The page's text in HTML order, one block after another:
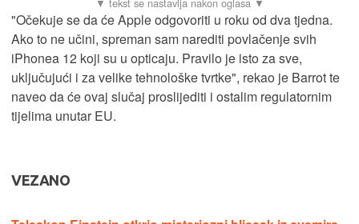
"Očekuje se da će Apple odgovoriti u roku od dva tjedna.
Ako to ne učini, spreman sam narediti povlačenje svih
iPhonea 12 koji su u opticaju. Pravilo je isto za sve,
uključujući i za velike tehnološke tvrtke", rekao je Barrot te
naveo da će ovaj slučaj proslijediti i ostalim regulatornim
tijelima unutar EU.
VEZANO